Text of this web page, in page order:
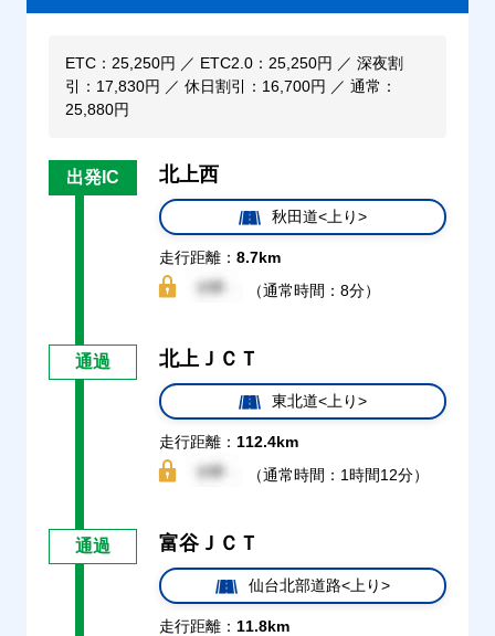
ETC：25,250円 ／ ETC2.0：25,250円 ／ 深夜割
引：17,830円 ／ 休日割引：16,700円 ／ 通常：
25,880円
出発IC 北上西
秋田道<上り>
走行距離： 8.7km
（通常時間：8分）
通過 北上ＪＣＴ
東北道<上り>
走行距離： 112.4km
（通常時間：1時間12分）
通過 富谷ＪＣＴ
仙台北部道路<上り>
走行距離： 11.8km